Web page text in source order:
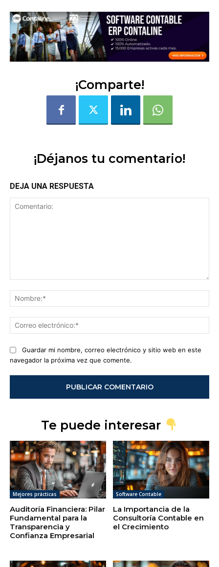
¡Comparte!
¡Déjanos tu comentario!
DEJA UNA RESPUESTA
Guardar mi nombre, correo electrónico y sitio web en este
navegador la próxima vez que comente.
Te puede interesar
Mejores prácticas
Auditoría Financiera: Pilar
Fundamental para la
Transparencia y
Confianza Empresarial
Software Contable
La Importancia de la
Consultoría Contable en
el Crecimiento